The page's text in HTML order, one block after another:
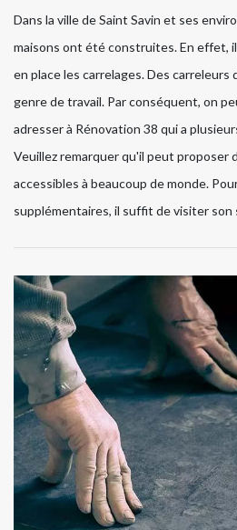
Dans la ville de Saint Savin et ses
maisons ont été construites. En effet,
en place les carrelages. Des
genre de travail. Par conséquent, on
adresser à Rénovation 38 qui a
Veuillez remarquer qu'il peut proposer
accessibles à beaucoup de monde.
supplémentaires, il suffit de visiter